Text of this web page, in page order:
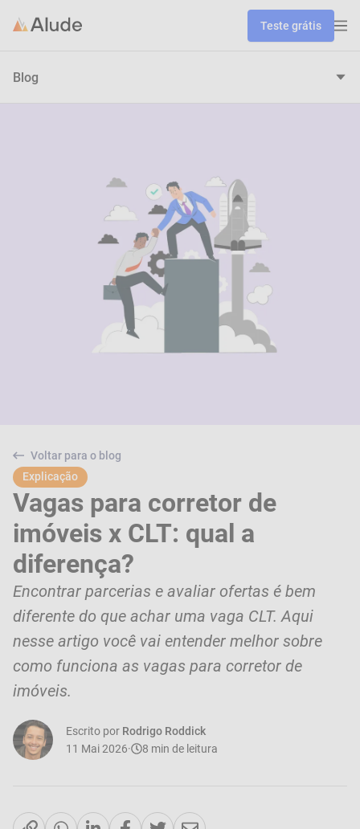
Teste grátis
Blog
Voltar para o blog
Explicação
Vagas para corretor de
imóveis x CLT: qual a
diferença?
Encontrar parcerias e avaliar ofertas é bem
diferente do que achar uma vaga CLT. Aqui
nesse artigo você vai entender melhor sobre
como funciona as vagas para corretor de
imóveis.
Escrito por Rodrigo Roddick
11 Mai 2026· 8 min de leitura